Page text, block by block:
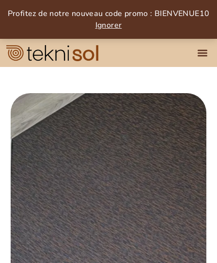
Profitez de notre nouveau code promo : BIENVENUE10
Ignorer